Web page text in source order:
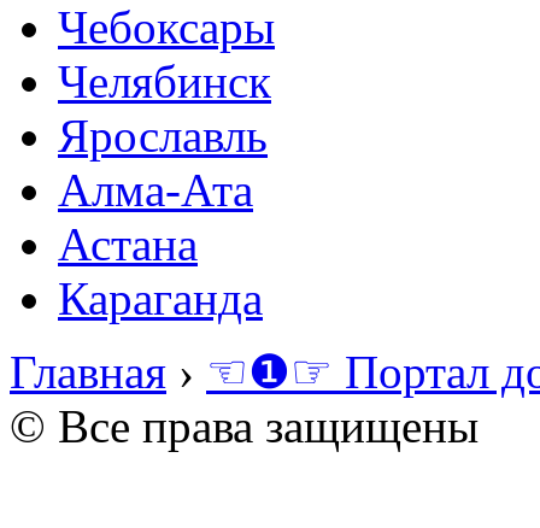
Чебоксары
Челябинск
Ярославль
Алма-Ата
Астана
Караганда
Главная › ☜❶☞ Портал
© Все права защищены